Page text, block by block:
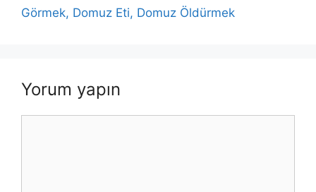
Görmek, Domuz Eti, Domuz Öldürmek
Yorum yapın